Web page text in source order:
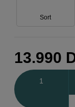
Sort
13.990